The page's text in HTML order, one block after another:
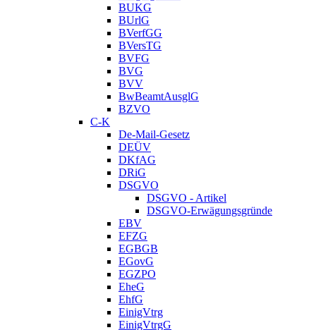
BUKG
BUrlG
BVerfGG
BVersTG
BVFG
BVG
BVV
BwBeamtAusglG
BZVO
C-K
De-Mail-Gesetz
DEÜV
DKfAG
DRiG
DSGVO
DSGVO - Artikel
DSGVO-Erwägungsgründe
EBV
EFZG
EGBGB
EGovG
EGZPO
EheG
EhfG
EinigVtrg
EinigVtrgG